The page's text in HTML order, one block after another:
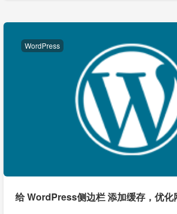
WordPress
给 WordPress侧边栏 添加缓存，优化